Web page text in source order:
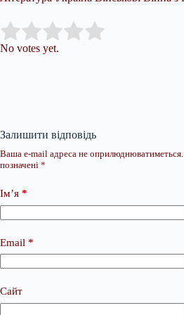
Rate this item:
No votes yet.
Залишити відповідь
Ваша e-mail адреса не оприлюднюватиметься.
позначені *
Ім’я *
Email *
Сайт